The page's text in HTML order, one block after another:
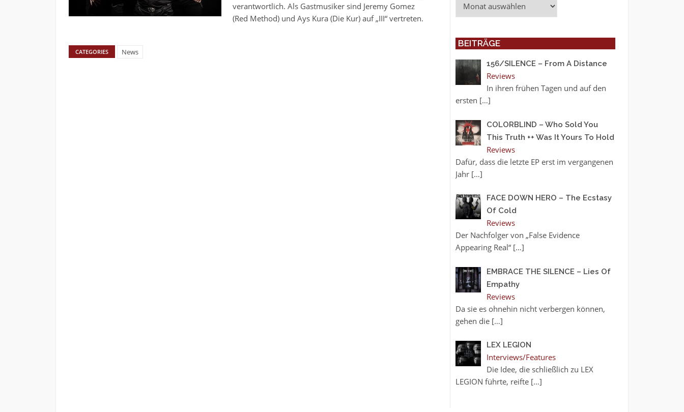
verantwortlich. Als Gastmusiker sind Jeremy Gomez
(Red Method) und Ays Kura (Die Kur) auf „III“ vertreten.
CATEGORIES News
BEITRÄGE
156/SILENCE – From A Distance
Reviews
In ihren frühen Tagen und auf den
ersten […]
COLORBLIND – Who Sold You
This Truth ++ Was It Yours To Hold
Reviews
Dafür, dass die letzte EP erst im vergangenen
Jahr […]
FACE DOWN HERO – The Ecstasy
Of Cold
Reviews
Der Nachfolger von „False Evidence
Appearing Real“ […]
EMBRACE THE SILENCE – Lies Of
Empathy
Reviews
Da sie es ohnehin nicht verbergen können,
gehen die […]
LEX LEGION
Interviews/Features
Die Idee, die schließlich zu LEX
LEGION führte, reifte […]